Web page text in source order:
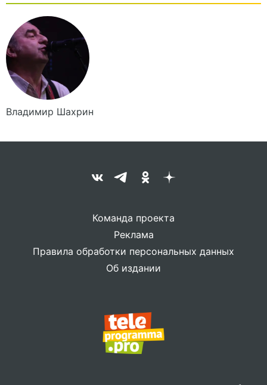
Владимир Шахрин
Команда проекта
Реклама
Правила обработки персональных данных
Об издании